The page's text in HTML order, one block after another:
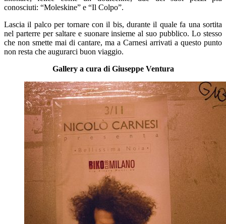
conosciuti: “Moleskine” e “Il Colpo”.
Lascia il palco per tornare con il bis, durante il quale fa una sortita
nel parterre per saltare e suonare insieme al suo pubblico. Lo stesso
che non smette mai di cantare, ma a Carnesi arrivati a questo punto
non resta che augurarci buon viaggio.
Gallery a cura di Giuseppe Ventura